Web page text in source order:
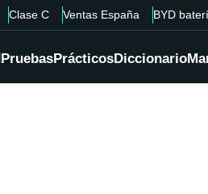
Clase C Ventas España BYD
PruebasPrácticosDiccionario